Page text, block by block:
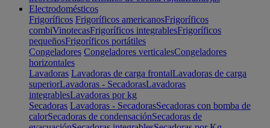
Electrodomésticos
Frigoríficos Frigoríficos americanosFrigoríficos
combiVinotecasFrigoríficos integrablesFrigoríficos
pequeñosFrigoríficos portátiles
Congeladores Congeladores verticalesCongeladores
horizontales
Lavadoras Lavadoras de carga frontalLavadoras de carga
superiorLavadoras - SecadorasLavadoras
integrablesLavadoras por kg
Secadoras Lavadoras - SecadorasSecadoras con bomba de
calorSecadoras de condensaciónSecadoras de